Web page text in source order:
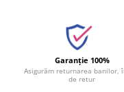
Garanție 100%
Asigurăm returnarea banilor,
de retur